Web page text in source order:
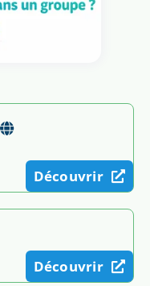
Découvrir
Découvrir